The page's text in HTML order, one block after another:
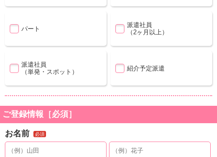
パート
派遣社員
（2ヶ月以上）
派遣社員
（単発・スポット）
紹介予定派遣
ご登録情報［必須］
お名前 必須